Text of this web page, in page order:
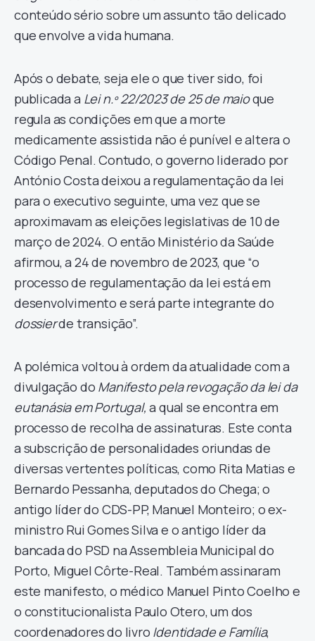
conteúdo sério sobre um assunto tão delicado
que envolve a vida humana.
Após o debate, seja ele o que tiver sido, foi
publicada a Lei n.º 22/2023 de 25 de maioque
regula as condições em que a morte
medicamente assistida não é punível e altera o
Código Penal. Contudo, o governo liderado por
António Costa deixou a regulamentação da lei
para o executivo seguinte, uma vez que se
aproximavam as eleições legislativas de 10 de
março de 2024. O então Ministério da Saúde
afirmou, a 24 de novembro de 2023, que “o
processo de regulamentação da lei está em
desenvolvimento e será parte integrante do
dossierde transição”.
A polémica voltou à ordem da atualidade com a
divulgação do Manifesto pela revogação da lei da
eutanásia em Portugal,a qual se encontra em
processo de recolha de assinaturas. Este conta
a subscrição de personalidades oriundas de
diversas vertentes políticas, como Rita Matias e
Bernardo Pessanha, deputados do Chega; o
antigo líder do CDS-PP, Manuel Monteiro; o ex-
ministro Rui Gomes Silva e o antigo líder da
bancada do PSD na Assembleia Municipal do
Porto, Miguel Côrte-Real. Também assinaram
este manifesto, o médico Manuel Pinto Coelho e
o constitucionalista Paulo Otero, um dos
coordenadores do livro Identidade e Família,